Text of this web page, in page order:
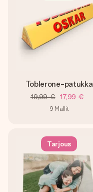
Toblerone-patukka
19,99 € 17,99 €
9 Mallit
Tarjous